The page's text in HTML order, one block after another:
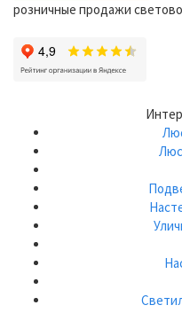
розничные продажи